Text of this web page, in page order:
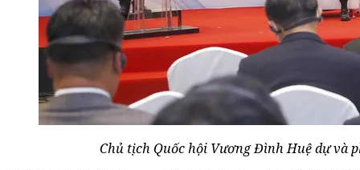
Chủ tịch Quốc hội Vương Đình Huệ dự và